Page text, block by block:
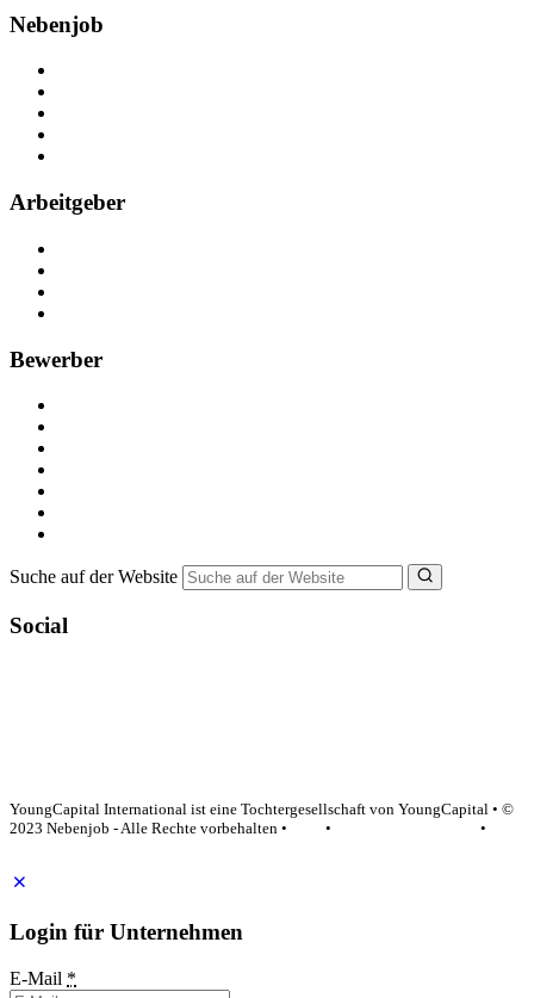
Nebenjob
Arbeitgeber
Bewerber
Suche auf der Website
Social
YoungCapital International ist eine Tochtergesellschaft von YoungCapital • ©
2023 Nebenjob - Alle Rechte vorbehalten •
•
•
Login für Unternehmen
E-Mail *